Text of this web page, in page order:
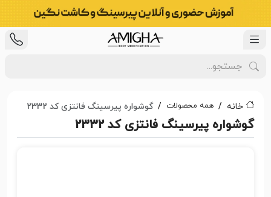
خانه همه محصولات گوشواره پیرسینگ فانتزی کد 2332
گوشواره پیرسینگ فانتزی کد 2332